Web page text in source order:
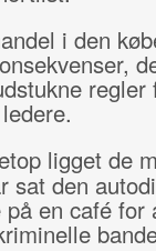
i den
regler
ligget de
sat den
en café for